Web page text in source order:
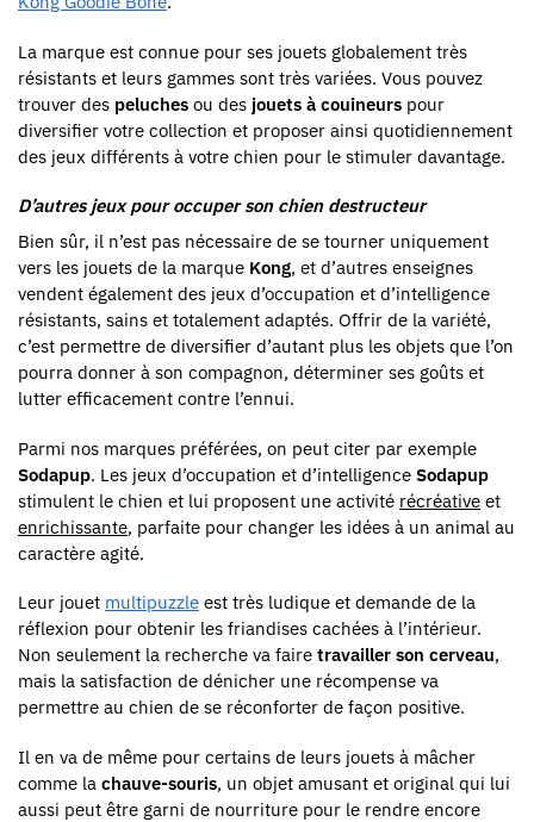
La marque est connue pour ses jouets globalement très
résistants et leurs gammes sont très variées. Vous pouvez
trouver des peluches ou des jouets à couineurs pour
diversifier votre collection et proposer ainsi quotidiennement
des jeux différents à votre chien pour le stimuler davantage.
D’autres jeux pour occuper son chien destructeur
Bien sûr, il n’est pas nécessaire de se tourner uniquement
vers les jouets de la marque Kong, et d’autres enseignes
vendent également des jeux d’occupation et d’intelligence
résistants, sains et totalement adaptés. Offrir de la variété,
c’est permettre de diversifier d’autant plus les objets que l’on
pourra donner à son compagnon, déterminer ses goûts et
lutter efficacement contre l’ennui.
Parmi nos marques préférées, on peut citer par exemple
Sodapup. Les jeux d’occupation et d’intelligence Sodapup
stimulent le chien et lui proposent une activité récréative et
enrichissante, parfaite pour changer les idées à un animal au
caractère agité.
Leur jouet multipuzzle est très ludique et demande de la
réflexion pour obtenir les friandises cachées à l’intérieur.
Non seulement la recherche va faire travailler son cerveau,
mais la satisfaction de dénicher une récompense va
permettre au chien de se réconforter de façon positive.
Il en va de même pour certains de leurs jouets à mâcher
comme la chauve-souris, un objet amusant et original qui lui
aussi peut être garni de nourriture pour le rendre encore